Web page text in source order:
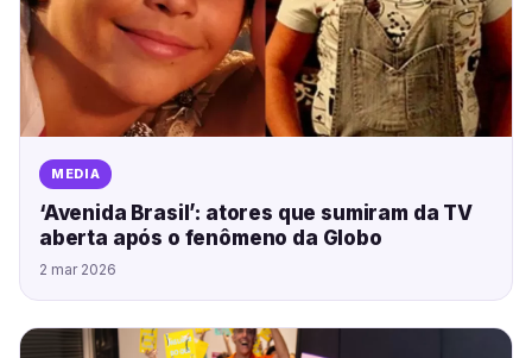
MEDIA
‘Avenida Brasil’: atores que sumiram da TV
aberta após o fenômeno da Globo
2 mar 2026